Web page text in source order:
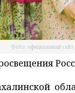
Фото: официальный сайт